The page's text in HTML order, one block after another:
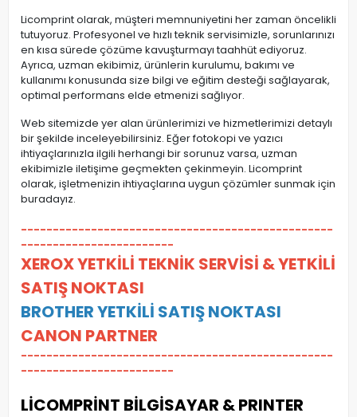
Licomprint olarak, müşteri memnuniyetini her zaman öncelikli
tutuyoruz. Profesyonel ve hızlı teknik servisimizle, sorunlarınızı
en kısa sürede çözüme kavuşturmayı taahhüt ediyoruz.
Ayrıca, uzman ekibimiz, ürünlerin kurulumu, bakımı ve
kullanımı konusunda size bilgi ve eğitim desteği sağlayarak,
optimal performans elde etmenizi sağlıyor.
Web sitemizde yer alan ürünlerimizi ve hizmetlerimizi detaylı
bir şekilde inceleyebilirsiniz. Eğer fotokopi ve yazıcı
ihtiyaçlarınızla ilgili herhangi bir sorunuz varsa, uzman
ekibimizle iletişime geçmekten çekinmeyin. Licomprint
olarak, işletmenizin ihtiyaçlarına uygun çözümler sunmak için
buradayız.
-------------------------------------------------
------------------------
XEROX YETKİLİ TEKNİK SERVİSİ & YETKİLİ
SATIŞ NOKTASI
BROTHER YETKİLİ SATIŞ NOKTASI
CANON PARTNER
-------------------------------------------------
------------------------
LİCOMPRİNT BİLGİSAYAR & PRINTER